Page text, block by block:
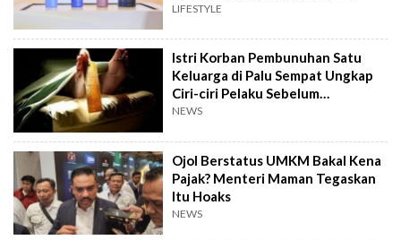
LIFESTYLE
Istri Korban Pembunuhan Satu
Keluarga di Palu Sempat Ungkap
Ciri-ciri Pelaku Sebelum
Meninggal
NEWS
Ojol Berstatus UMKM Bakal Kena
Pajak? Menteri Maman Tegaskan
Itu Hoaks
NEWS